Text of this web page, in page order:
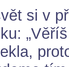
si v